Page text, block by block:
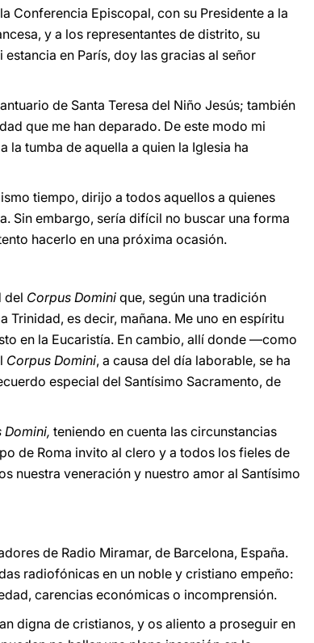
Conferencia Episcopal, con su Presidente a la
y a los representantes de distrito, su
en París, doy las gracias al señor
de Santa Teresa del Niño Jesús; también
que me han deparado. De este modo mi
tumba de aquella a quien la Iglesia ha
tiempo, dirijo a todos aquellos a quienes
Sin embargo, sería difícil no buscar una forma
hacerlo en una próxima ocasión.
del Corpus Domini que, según una tradición
Trinidad, es decir, mañana. Me uno en espíritu
en la Eucaristía. En cambio, allí donde —como
Corpus Domini, a causa del día laborable, se ha
especial del Santísimo Sacramento, de
Domini, teniendo en cuenta las circunstancias
de Roma invito al clero y a todos los fieles de
nuestra veneración y nuestro amor al Santísimo
de Radio Miramar, de Barcelona, España.
radiofónicas en un noble y cristiano empeño:
carencias económicas o incomprensión.
digna de cristianos, y os aliento a proseguir en